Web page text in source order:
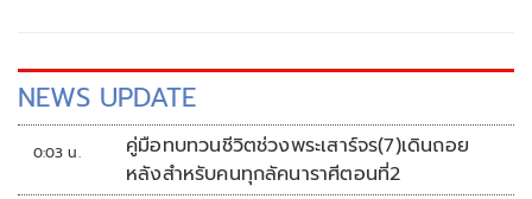
NEWS UPDATE
0:03 น.
คู่มือทบทวนชีวิตช่วงพระเสาร์จร(7)เดินถอย
หลังสำหรับคนทุกลัคนาราศีตอนที่2